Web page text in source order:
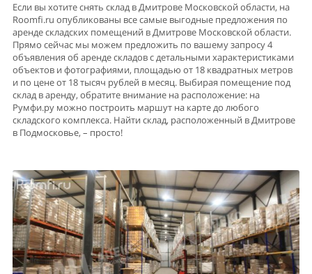
Если вы хотите снять склад в Дмитрове Московской области, на
Roomfi.ru опубликованы все самые выгодные предложения по
аренде складских помещений в Дмитрове Московской области.
Прямо сейчас мы можем предложить по вашему запросу 4
объявления об аренде складов с детальными характеристиками
объектов и фотографиями, площадью от 18 квадратных метров
и по цене от 18 тысяч рублей в месяц. Выбирая помещение под
склад в аренду, обратите внимание на расположение: на
Румфи.ру можно построить маршут на карте до любого
складского комплекса. Найти склад, расположенный в Дмитрове
в Подмосковье, – просто!